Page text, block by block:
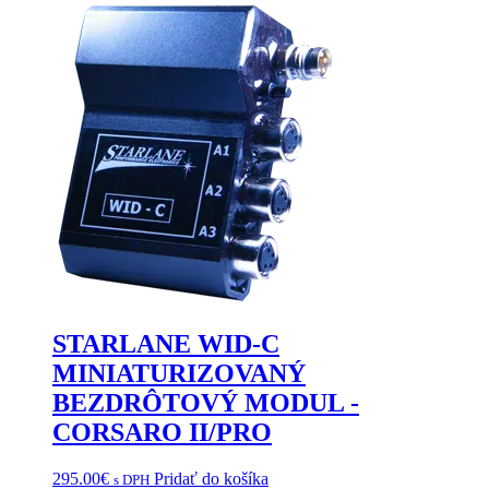
STARLANE WID-C
MINIATURIZOVANÝ
BEZDRÔTOVÝ MODUL -
CORSARO II/PRO
295.00€ s DPH Pridať do košíka